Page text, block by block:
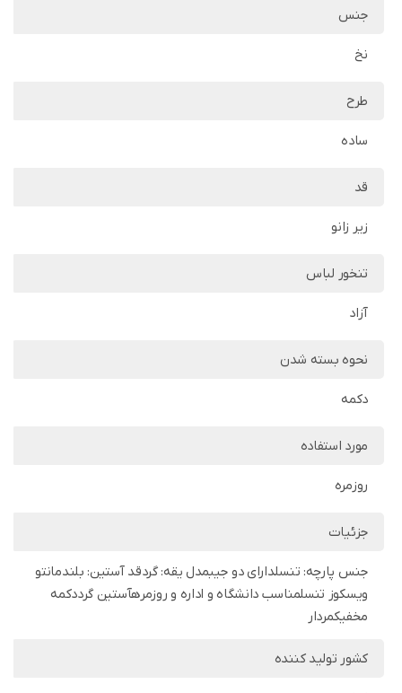
جنس
نخ
طرح
ساده
قد
زیر زانو
تنخور لباس
آزاد
نحوه بسته شدن
دکمه
مورد استفاده
روزمره
جزئیات
جنس پارچه: تنسلدارای دو جیبمدل یقه: گردقد آستین: بلندمانتو
ویسکوز تنسلمناسب دانشگاه و اداره و روزمرهآستین گرددکمه
مخفیکمردار
کشور تولید کننده